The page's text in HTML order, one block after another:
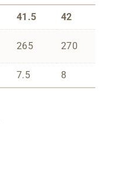
41.5 42
265 270
7.5 8